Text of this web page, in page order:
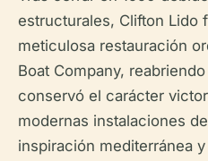
estructurales, Clifton Lido
meticulosa restauración
Boat Company,
conservó el carácter
modernas instalaciones
inspiración mediterránea